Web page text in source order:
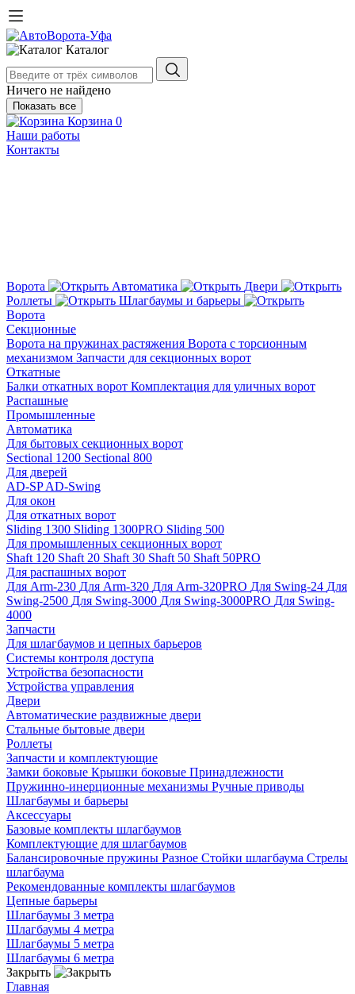
Каталог
Ничего не найдено
Показать все
Корзина 0
Наши работы
Контакты
Ворота Автоматика
Двери
Роллеты
Шлагбаумы и барьеры
Ворота
Секционные
Ворота на пружинах растяжения Ворота с торсионным
механизмом Запчасти для секционных ворот
Откатные
Балки откатных ворот Комплектация для уличных ворот
Распашные
Промышленные
Автоматика
Для бытовых секционных ворот
Sectional 1200 Sectional 800
Для дверей
AD-SPAD-Swing
Для окон
Для откатных ворот
Sliding 1300 Sliding 1300PRO Sliding 500
Для промышленных секционных ворот
Shaft 120 Shaft 20 Shaft 30 Shaft 50 Shaft 50PRO
Для распашных ворот
Для Arm-230 Для Arm-320 Для Arm-320PRO Для Swing-24 Для
Swing-2500 Для Swing-3000 Для Swing-3000PRO Для Swing-
4000
Запчасти
Для шлагбаумов и цепных барьеров
Системы контроля доступа
Устройства безопасности
Устройства управления
Двери
Автоматические раздвижные двери
Стальные бытовые двери
Роллеты
Запчасти и комплектующие
Замки боковые Крышки боковые Принадлежности
Пружинно-инерционные механизмы Ручные приводы
Шлагбаумы и барьеры
Аксессуары
Базовые комплекты шлагбаумов
Комплектующие для шлагбаумов
Балансировочные пружины Разное Стойки шлагбаума Стрелы
шлагбаума
Рекомендованные комплекты шлагбаумов
Цепные барьеры
Шлагбаумы 3 метра
Шлагбаумы 4 метра
Шлагбаумы 5 метра
Шлагбаумы 6 метра
Закрыть
Главная